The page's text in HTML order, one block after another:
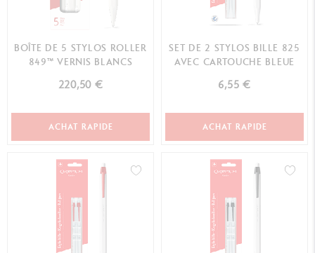
BOÎTE DE 5 STYLOS ROLLER
849™ VERNIS BLANCS
220,50 €
ACHAT RAPIDE
SET DE 2 STYLOS BILLE 825
AVEC CARTOUCHE BLEUE
6,55 €
ACHAT RAPIDE